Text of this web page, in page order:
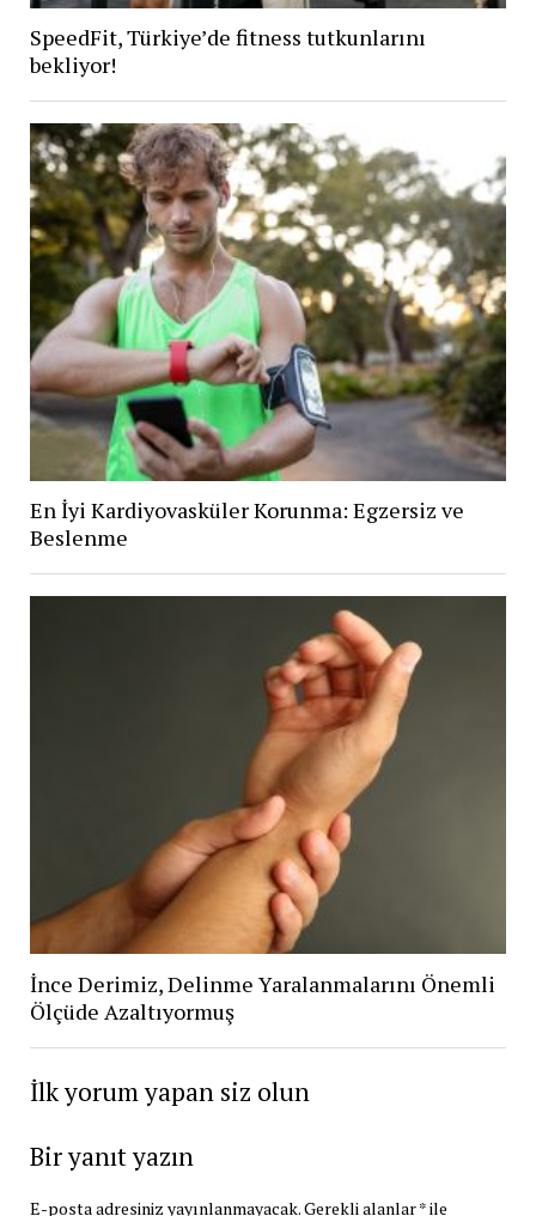
SpeedFit, Türkiye’de fitness tutkunlarını
bekliyor!
En İyi Kardiyovasküler Korunma: Egzersiz ve
Beslenme
İnce Derimiz, Delinme Yaralanmalarını Önemli
Ölçüde Azaltıyormuş
İlk yorum yapan siz olun
Bir yanıt yazın
E-posta adresiniz yayınlanmayacak.Gerekli alanlar*ile